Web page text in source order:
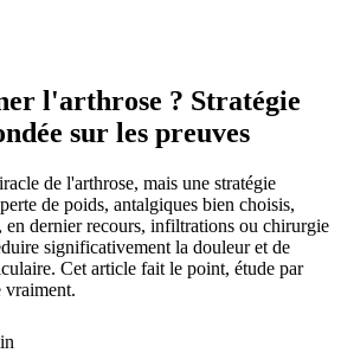
l'arthrose ? Stratégie
sur les preuves
de l'arthrose, mais une stratégie
de poids, antalgiques bien choisis,
en dernier recours, infiltrations ou chirurgie
significativement la douleur et de
Cet article fait le point, étude par
vraiment.